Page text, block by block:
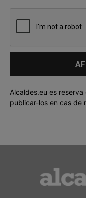
Alcaldes.eu es
publicar-los en cas de